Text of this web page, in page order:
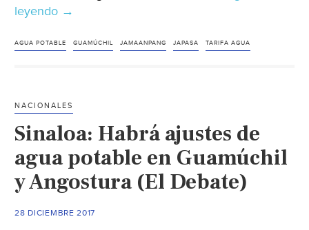
leyendo Sinaloa:
de
un
6.63
ciento
(El
→
AGUA POTABLE GUAMÚCHIL JAMAANPANG JAPASA TARIFA AGUA
NACIONALES
Sinaloa: Habrá ajustes de
agua potable en Guamúchil
y Angostura (El Debate)
28 DICIEMBRE 2017